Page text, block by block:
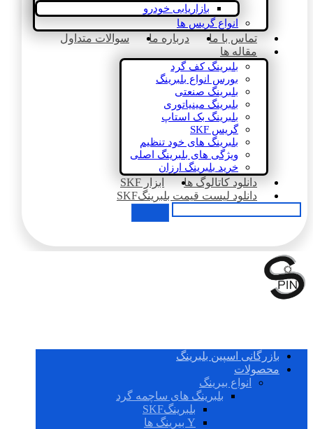
بازاریابی خودرو
انواع گریس ها
تماس با ما درباره ما
سوالات متداول
مقاله ها
بلبرینگ کف گرد
بورس انواع بلبرینگ
بلبرینگ صنعتی
بلبرینگ مینیاتوری
بلبرینگ بک استاپ
گریس SKF
بلبرینگ های خود تنظیم
ویژگی های بلبرینگ اصلی
خرید بلبرینگ ارزان
دانلود کاتالوگ ها
ابزار SKF
دانلود لیست قیمت بلبرینگSKF
بازرگانی اسپین بلبرینگ
محصولات
انواع بیرینگ
بلبرینگ های ساچمه گرد
بلبرینگSKF
Y بیرینگ ها